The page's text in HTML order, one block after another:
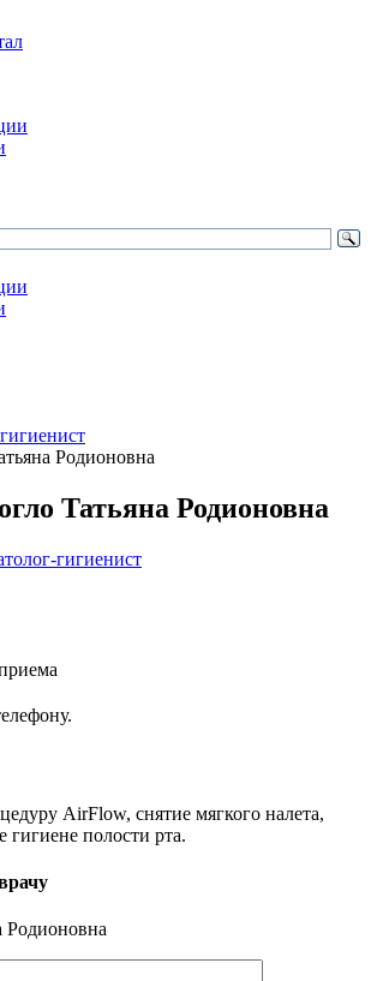
Родионовна
Татьяна Родионовна
гигиенист
AirFlow, снятие мягкого налета,
гигиене полости рта.
Родионовна